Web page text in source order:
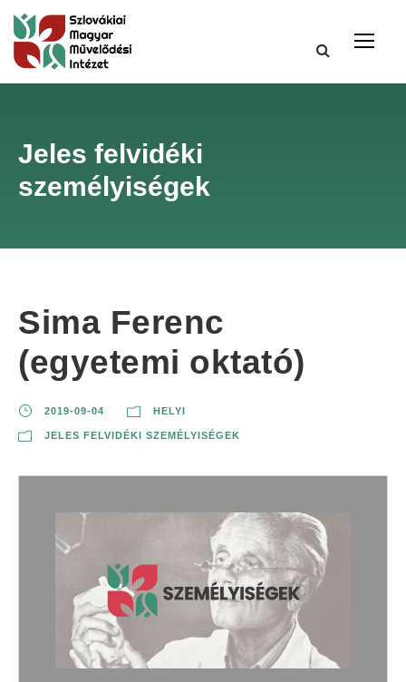
Jeles felvidéki
személyiségek
Sima Ferenc
(egyetemi oktató)
2019-09-04 HELYI
JELES FELVIDÉKI SZEMÉLYISÉGEK